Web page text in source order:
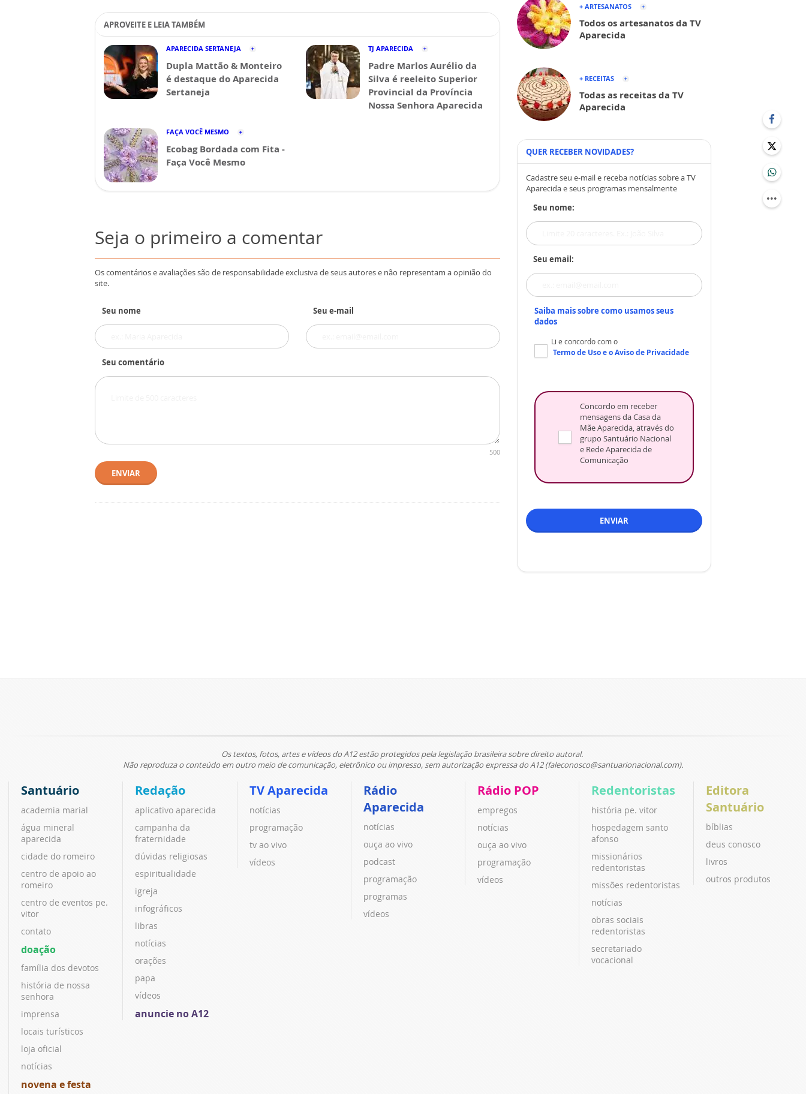
APROVEITE E LEIA TAMBÉM
APARECIDA SERTANEJA
Dupla Mattão & Monteiro
é destaque do Aparecida
Sertaneja
TJ APARECIDA
Padre Marlos Aurélio da
Silva é reeleito Superior
Provincial da Província
Nossa Senhora Aparecida
FAÇA VOCÊ MESMO
Ecobag Bordada com Fita -
Faça Você Mesmo
Seja o primeiro a comentar
Os comentários e avaliações são de responsabilidade exclusiva de seus autores e não representam a opinião do
site.
Seu nome Seu e-mail
Seu comentário
500
ENVIAR
+ ARTESANATOS
Todos os artesanatos da TV
Aparecida
+ RECEITAS
Todas as receitas da TV
Aparecida
QUER RECEBER NOVIDADES?
Cadastre seu e-mail e receba notícias sobre a TV
Aparecida e seus programas mensalmente
Seu nome:
Seu email:
Saiba mais sobre como usamos seus
dados
Li e concordo com o
Termo de Usoe oAviso de Privacidade
Concordo em receber
mensagens da Casa da
Mãe Aparecida, através do
grupo Santuário Nacional
e Rede Aparecida de
Comunicação
ENVIAR
Os textos, fotos, artes e vídeos do A12 estão protegidos pela legislação brasileira sobre direito autoral.
Não reproduza o conteúdo em outro meio de comunicação, eletrônico ou impresso, sem autorização expressa do A12 (faleconosco@santuarionacional.com).
Santuário
academia marial
água mineral
aparecida
cidade do romeiro
centro de apoio ao
romeiro
centro de eventos pe.
vitor
contato
doação
família dos devotos
história de nossa
senhora
imprensa
locais turísticos
loja oficial
notícias
novena e festa
Redação
aplicativo aparecida
campanha da
fraternidade
dúvidas religiosas
espiritualidade
igreja
infográficos
libras
notícias
orações
papa
vídeos
anuncie no A12
TV Aparecida
notícias
programação
tv ao vivo
vídeos
Rádio
Aparecida
notícias
ouça ao vivo
podcast
programação
programas
vídeos
Rádio POP
empregos
notícias
ouça ao vivo
programação
vídeos
Redentoristas
história pe. vitor
hospedagem santo
afonso
missionários
redentoristas
missões redentoristas
notícias
obras sociais
redentoristas
secretariado
vocacional
Editora
Santuário
bíblias
deus conosco
livros
outros produtos